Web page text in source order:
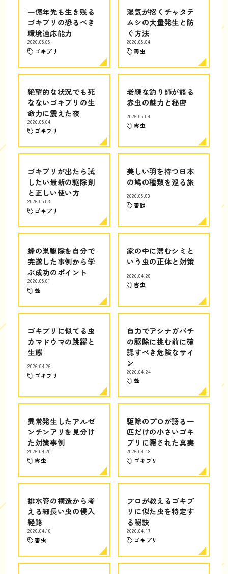
一億年先も生き残る
ゴキブリの恐るべき
環境適応能力
2026.05.05
ゴキブリ
湿気が招くチャタテ
ムシの大量発生と防
ぐ方法
2026.05.04
害虫
絶望的な状況でも死
なないゴキブリの生
命力に震えた夜
2026.05.04
ゴキブリ
老練な釣り師が語る
赤虫の魅力と秘密
2026.05.04
害虫
ゴキブリが出たら試
したい最新の駆除剤
と正しい使い方
2026.05.03
ゴキブリ
美しい羽を持つ日本
の鳩の種類を巡る旅
2026.05.03
害獣
蜂の巣駆除を自分で
完遂した事例から学
ぶ成功のポイント
2026.05.01
蜂
家の中に潜むシミと
いう虫の正体と対策
2026.04.28
害虫
ゴキブリに似てる虫
カマドウマの跳躍と
生態
2026.04.26
ゴキブリ
自力でアシナガバチ
の駆除に挑む前に確
認すべき危険なサイ
ン
2026.04.24
蜂
異常発生したアルゼ
ンチンアリを見分け
た対策事例
2026.04.20
害虫
駆除のプロが語る一
匹だけの小さいゴキ
ブリに隠された真実
2026.04.18
ゴキブリ
排水管の構造から考
える細長い虫の侵入
経路
2026.04.18
害虫
プロが教えるゴキブ
リに似た虫を特定す
る秘訣
2026.04.17
ゴキブリ